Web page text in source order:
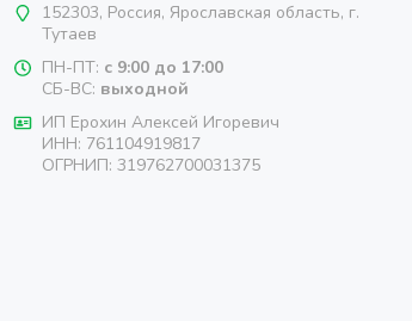
152303, Россия, Ярославская область, г.
Тутаев
ПН-ПТ: с 9:00 до 17:00
СБ-ВС: выходной
ИП Ерохин Алексей Игоревич
ИНН: 761104919817
ОГРНИП: 319762700031375